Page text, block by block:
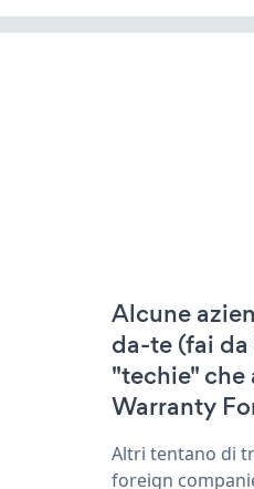
Alcune
da-te (fai
"techie"
Warranty
Altri tentano di
foreign